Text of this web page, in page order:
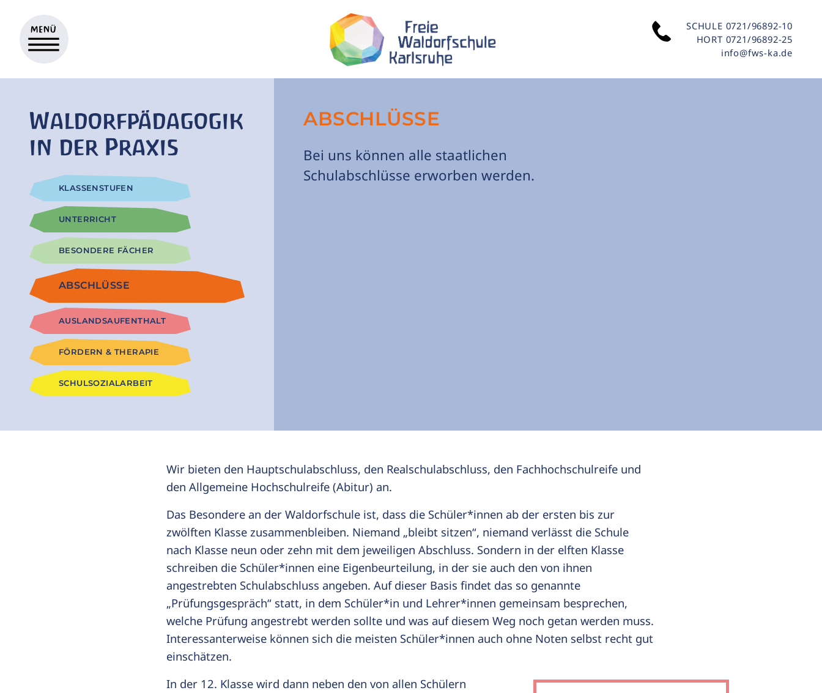
SCHULE 0721/96892-10
HORT 0721/96892-25
info@fws-ka.de
Waldorfpädagogik
in der Praxis
KLASSENSTUFEN
UNTERRICHT
BESONDERE FÄCHER
ABSCHLÜSSE
AUSLANDSAUFENTHALT
FÖRDERN & THERAPIE
SCHULSOZIALARBEIT
ABSCHLÜSSE
Bei uns können alle staatlichen
Schulabschlüsse erworben werden.
Wir bieten den Hauptschulabschluss, den Realschulabschluss, den Fachhochschulreife und
den Allgemeine Hochschulreife (Abitur) an.
Das Besondere an der Waldorfschule ist, dass die Schüler*innen ab der ersten bis zur
zwölften Klasse zusammenbleiben. Niemand „bleibt sitzen“, niemand verlässt die Schule
nach Klasse neun oder zehn mit dem jeweiligen Abschluss. Sondern in der elften Klasse
schreiben die Schüler*innen eine Eigenbeurteilung, in der sie auch den von ihnen
angestrebten Schulabschluss angeben. Auf dieser Basis findet das so genannte
„Prüfungsgespräch“ statt, in dem Schüler*in und Lehrer*innen gemeinsam besprechen,
welche Prüfung angestrebt werden sollte und was auf diesem Weg noch getan werden muss.
Interessanterweise können sich die meisten Schüler*innen auch ohne Noten selbst recht gut
einschätzen.
In der 12. Klasse wird dann neben den von allen Schülern